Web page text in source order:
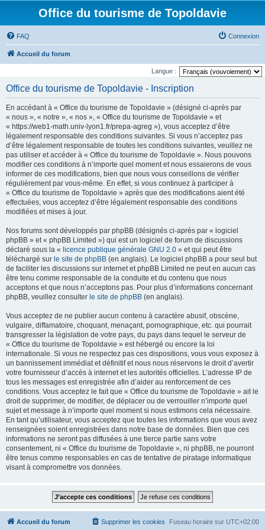
Office du tourisme de Topoldavie
FAQ Connexion
Accueil du forum
Langue :
Office du tourisme de Topoldavie - Inscription
En accédant à « Office du tourisme de Topoldavie » (désigné ci-après par
« nous », « notre », « nos », « Office du tourisme de Topoldavie » et
« https://web1-math.univ-lyon1.fr/prepa-agreg »), vous acceptez d’être
légalement responsable des conditions suivantes. Si vous n’acceptez pas
d’être légalement responsable de toutes les conditions suivantes, veuillez ne
pas utiliser et accéder à « Office du tourisme de Topoldavie ». Nous pouvons
modifier ces conditions à n’importe quel moment et nous essaierons de vous
informer de ces modifications, bien que nous vous conseillons de vérifier
régulièrement par vous-même. En effet, si vous continuez à participer à
« Office du tourisme de Topoldavie » après que des modifications aient été
effectuées, vous acceptez d’être légalement responsable des conditions
modifiées et mises à jour.
Nos forums sont développés par phpBB (désignés ci-après par « logiciel
phpBB » et « phpBB Limited ») qui est un logiciel de forum de discussions
déclaré sous la « licence publique générale GNU 2.0 » et qui peut être
téléchargé sur le site de phpBB (en anglais). Le logiciel phpBB a pour seul but
de faciliter les discussions sur internet et phpBB Limited ne peut en aucun cas
être tenu comme responsable de la conduite et du contenu que nous
acceptons et que nous n’acceptons pas. Pour plus d’informations concernant
phpBB, veuillez consulter le site de phpBB (en anglais).
Vous acceptez de ne publier aucun contenu à caractère abusif, obscène,
vulgaire, diffamatoire, choquant, menaçant, pornographique, etc. qui pourrait
transgresser la législation de votre pays, du pays dans lequel le serveur de
« Office du tourisme de Topoldavie » est hébergé ou encore la loi
internationale. Si vous ne respectez pas ces dispositions, vous vous exposez à
un bannissement immédiat et définitif et nous nous réservons le droit d’avertir
votre fournisseur d’accès à internet et les autorités officielles. L’adresse IP de
tous les messages est enregistrée afin d’aider au renforcement de ces
conditions. Vous acceptez le fait que « Office du tourisme de Topoldavie » ait le
droit de supprimer, de modifier, de déplacer ou de verrouiller n’importe quel
sujet et message à n’importe quel moment si nous estimons cela nécessaire.
En tant qu’utilisateur, vous acceptez que toutes les informations que vous avez
renseignées soient enregistrées dans notre base de données. Bien que ces
informations ne seront pas diffusées à une tierce partie sans votre
consentement, ni « Office du tourisme de Topoldavie », ni phpBB, ne pourront
être tenus comme responsables en cas de tentative de piratage informatique
visant à compromettre vos données.
Accueil du forum Fuseau horaire sur UTC+02:00
Supprimer les cookies